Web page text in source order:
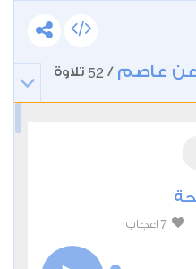
عاصم /
52 تلاوة
7 اعجاب